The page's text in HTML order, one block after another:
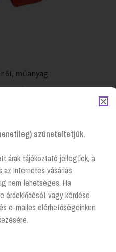
6l, műanyag
prices
rendelkező termékek
szüneteltetjük.
árak tájékoztató jellegűek, a
az Internetes vásárlás
nem lehetséges. Ha
érdeklődését vagy kérdése
e-mailes elérhetőségeinken